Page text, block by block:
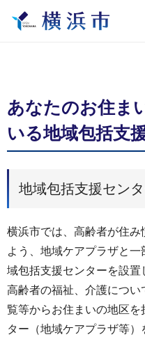
あなたのお住ま
いる地域包括支
地域包括支援セン
横浜市では、高齢者が住
よう、地域ケアプラザと
域包括支援センターを設置
高齢者の福祉、介護につ
覧等からお住まいの地区
ター（地域ケアプラザ等